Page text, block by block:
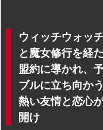
ウィッチウォッ
と魔女修行を経
盟約に導かれ、
ブルに立ち向か
熱い友情と恋心
開け